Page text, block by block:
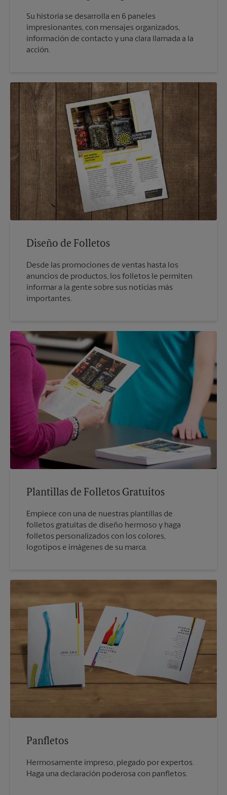
Su historia se desarrolla en 6 paneles
impresionantes, con mensajes organizados,
información de contacto y una clara llamada a la
acción.
Diseño de Folletos
Desde las promociones de ventas hasta los
anuncios de productos, los folletos le permiten
informar a la gente sobre sus noticias más
importantes.
Plantillas de Folletos Gratuitos
Empiece con una de nuestras plantillas de
folletos gratuitas de diseño hermoso y haga
folletos personalizados con los colores,
logotipos e imágenes de su marca.
Panfletos
Hermosamente impreso, plegado por expertos.
Haga una declaración poderosa con panfletos.